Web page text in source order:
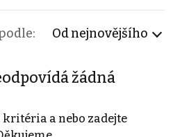
Od nejnovějšího
žádná
a nebo zadejte